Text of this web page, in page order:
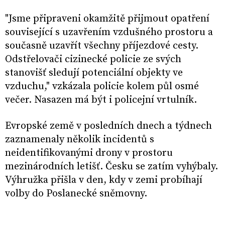
"Jsme připraveni okamžitě přijmout opatření
související s uzavřením vzdušného prostoru a
současně uzavřít všechny příjezdové cesty.
Odstřelovači cizinecké policie ze svých
stanovišť sledují potenciální objekty ve
vzduchu," vzkázala policie kolem půl osmé
večer. Nasazen má být i policejní vrtulník.
Evropské země v posledních dnech a týdnech
zaznamenaly několik incidentů s
neidentifikovanými drony v prostoru
mezinárodních letišť. Česku se zatím vyhýbaly.
Výhružka přišla v den, kdy v zemi probíhají
volby do Poslanecké sněmovny.